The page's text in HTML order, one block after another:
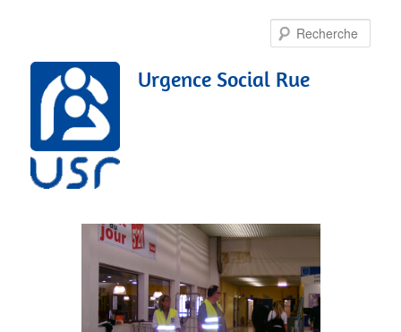
Urgence Social Rue